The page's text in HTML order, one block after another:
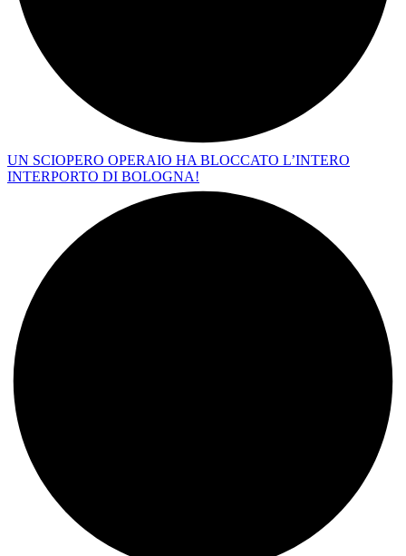
UN SCIOPERO OPERAIO HA BLOCCATO L’INTERO
INTERPORTO DI BOLOGNA!